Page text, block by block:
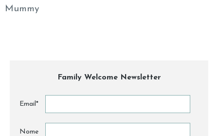
Mummy
Family Welcome Newsletter
Email*
Nome